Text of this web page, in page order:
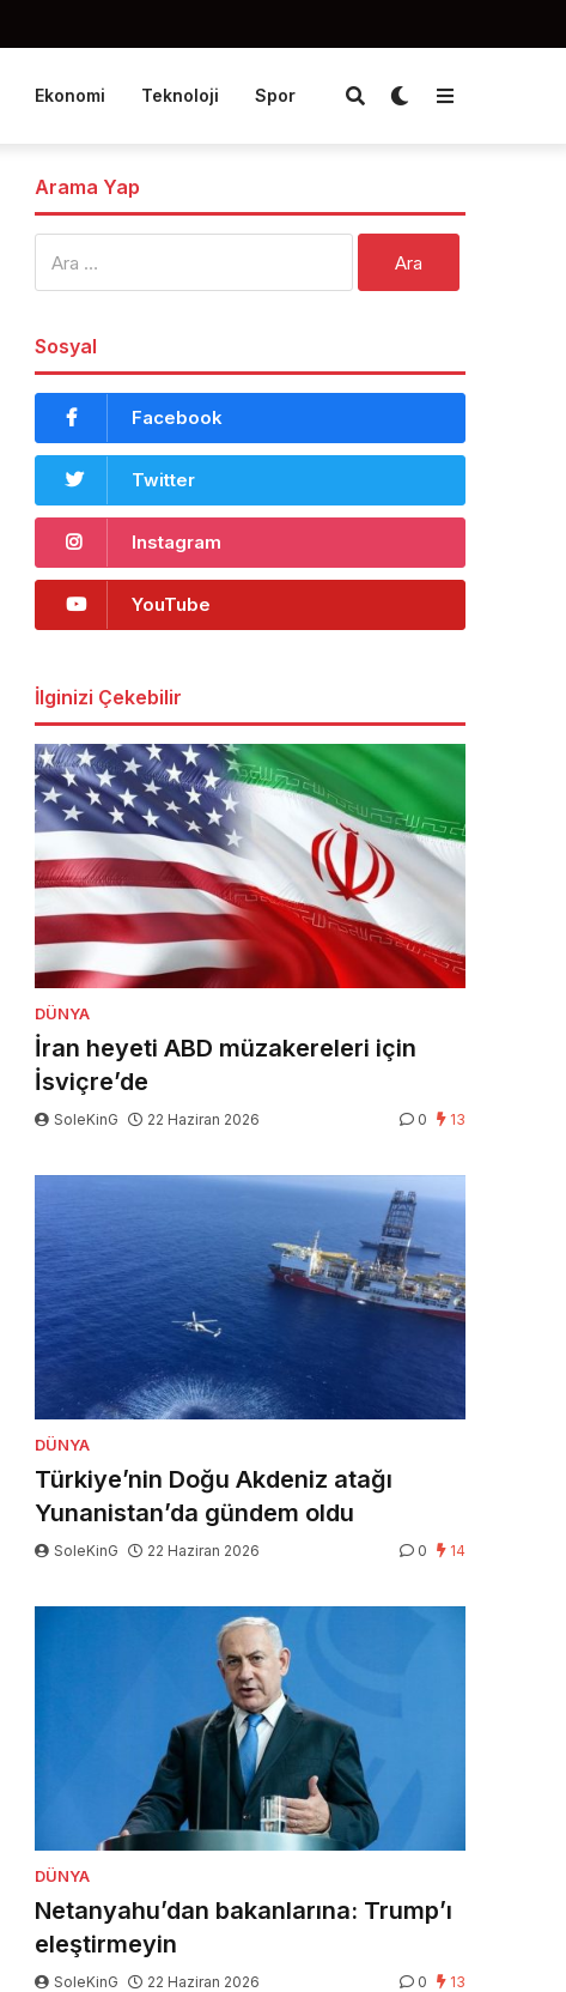
Ekonomi Teknoloji Spor
Arama Yap
Sosyal
Facebook
Twitter
Instagram
YouTube
İlginizi Çekebilir
DÜNYA
İran heyeti ABD müzakereleri için
İsviçre’de
SoleKinG 22 Haziran 2026 0 13
DÜNYA
Türkiye’nin Doğu Akdeniz atağı
Yunanistan’da gündem oldu
SoleKinG 22 Haziran 2026 0 14
DÜNYA
Netanyahu’dan bakanlarına: Trump’ı
eleştirmeyin
SoleKinG 22 Haziran 2026 0 13